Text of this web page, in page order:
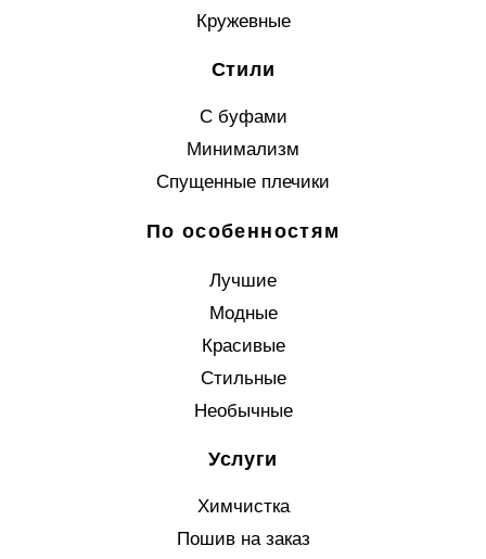
Кружевные
Стили
С буфами
Минимализм
Спущенные плечики
По особенностям
Лучшие
Модные
Красивые
Стильные
Необычные
Услуги
Химчистка
Пошив на заказ